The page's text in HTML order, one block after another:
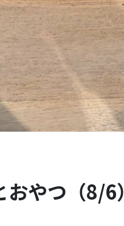
やつ（8/6）